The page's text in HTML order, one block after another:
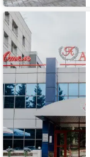
Амакс
Сити
отель